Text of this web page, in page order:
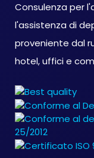
Consulenza per
l'assistenza di
proveniente dal
hotel, uffici e